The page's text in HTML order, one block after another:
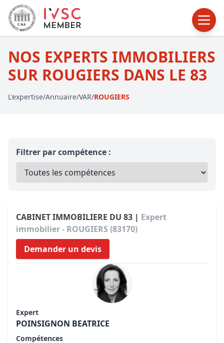
NOS EXPERTS IMMOBILIERS
SUR ROUGIERS DANS LE 83
L'expertise/Annuaire/VAR/ROUGIERS
Filtrer par compétence :
CABINET IMMOBILIERE DU 83 | Expert
immobilier - ROUGIERS (83170)
Demander un devis
Expert
POINSIGNON BEATRICE
Compétences